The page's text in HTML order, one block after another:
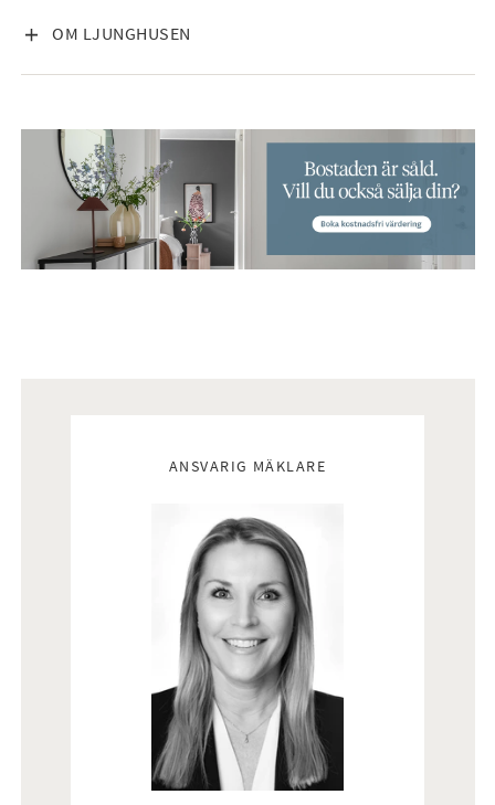
OM LJUNGHUSEN
VISA INNEHÅLL
ANSVARIG MÄKLARE